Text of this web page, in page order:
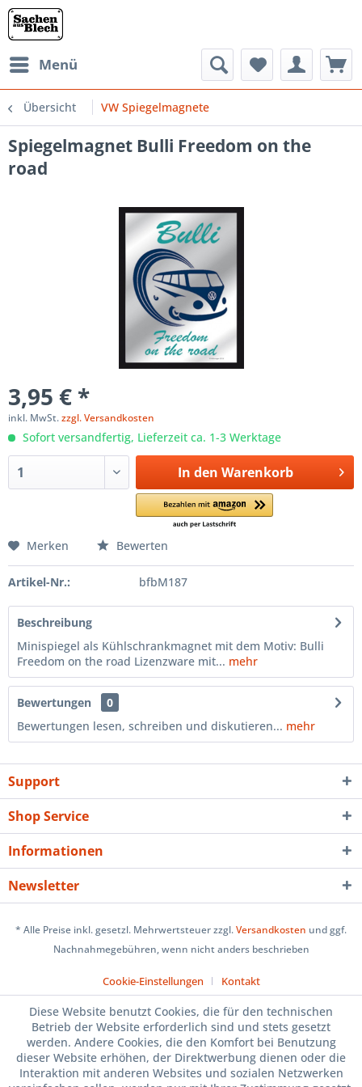
Menü
Übersicht VW Spiegelmagnete
Spiegelmagnet Bulli Freedom on the
road
3,95 € *
inkl. MwSt.zzgl. Versandkosten
Sofort versandfertig, Lieferzeit ca. 1-3 Werktage
In den Warenkorb
Merken Bewerten
Artikel-Nr.: bfbM187
Beschreibung
Minispiegel als Kühlschrankmagnet mit dem Motiv: Bulli
Freedom on the road Lizenzware mit... mehr
Bewertungen
0
Bewertungen lesen, schreiben und diskutieren... mehr
Support
Shop Service
Informationen
Newsletter
* Alle Preise inkl. gesetzl. Mehrwertsteuer zzgl.Versandkosten und ggf.
Nachnahmegebühren, wenn nicht anders beschrieben
Cookie-Einstellungen Kontakt
Diese Website benutzt Cookies, die für den technischen
Betrieb der Website erforderlich sind und stets gesetzt
werden. Andere Cookies, die den Komfort bei Benutzung
dieser Website erhöhen, der Direktwerbung dienen oder die
Interaktion mit anderen Websites und sozialen Netzwerken